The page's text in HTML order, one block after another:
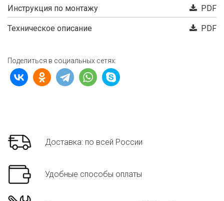
Инструкция по монтажу
PDF
Техническое описание PDF
Поделиться в социальных сетях:
Доставка: по всей России
Удобные способы оплаты